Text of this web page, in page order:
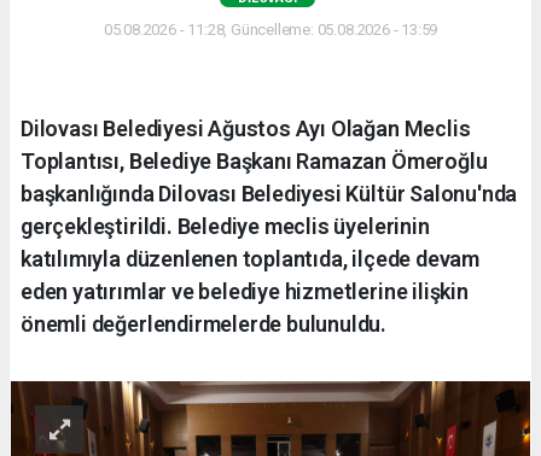
05.08.2026 - 11:28, Güncelleme: 05.08.2026 - 13:59
Dilovası Belediyesi Ağustos Ayı Olağan Meclis
Toplantısı, Belediye Başkanı Ramazan Ömeroğlu
başkanlığında Dilovası Belediyesi Kültür Salonu'nda
gerçekleştirildi. Belediye meclis üyelerinin
katılımıyla düzenlenen toplantıda, ilçede devam
eden yatırımlar ve belediye hizmetlerine ilişkin
önemli değerlendirmelerde bulunuldu.